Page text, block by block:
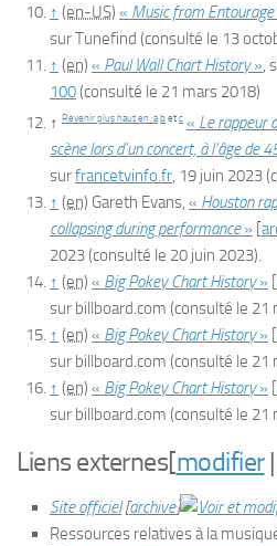
↑ (en-US) « Music from
surTunefind (consulté le 13
↑ (en) « Paul Wall Chart History»,
100(consulté le 21 mars 2018)
↑ Revenir plus haut en :abetc « Le rappeur
scène lors d’un concert, à l’âge de
surfrancetvinfo.fr, 19 juin 2023
↑ (en) Gareth Evans, « Houston
collapsing during performance» [
2023(consulté le 20 juin 2023).
↑ (en) « Big Pokey Chart History» [
sur billboard.com (consulté le 21
↑ (en) « Big Pokey Chart History» [
sur billboard.com (consulté le 21
↑ (en) « Big Pokey Chart History» [
sur billboard.com (consulté le 21
Liens externes[modifier|
Site officiel[archive]
Ressources relatives à la